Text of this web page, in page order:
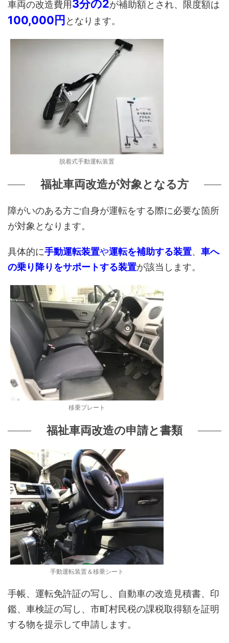
車両の改造費用3分の2が補助額とされ、限度額は
100,000円 となります。
脱着式手動運転装置
福祉車両改造が対象となる方
障がいのある方ご自身が運転をする際に必要な箇所
が対象となります。
具体的に手動運転装置や運転を補助する装置、 車へ
の乗り降りをサポートする装置が該当します。
移乗プレート
福祉車両改造の申請と書類
手動運転装置＆移乗シート
手帳、運転免許証の写し、自動車の改造見積書、印
鑑、車検証の写し、市町村民税の課税取得額を証明
する物を提示して申請します。